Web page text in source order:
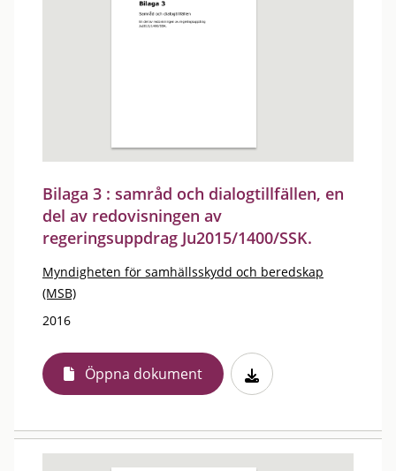
Bilaga 3 : samråd och dialogtillfällen, en
del av redovisningen av
regeringsuppdrag Ju2015/1400/SSK.
Myndigheten för samhällsskydd och beredskap
(MSB)
2016
Öppna dokument